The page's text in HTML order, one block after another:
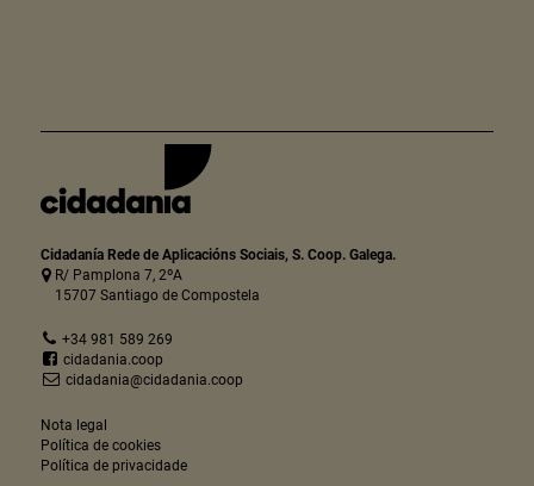
Cidadanía Rede de Aplicacións Sociais, S. Coop. Galega.
R/ Pamplona 7, 2ºA
15707 Santiago de Compostela
+34 981 589 269
cidadania.coop
cidadania@cidadania.coop
Nota legal
Política de cookies
Política de privacidade